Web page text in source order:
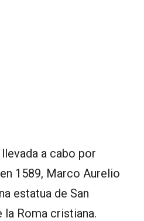
a cabo por
1589, Marco Aurelio
estatua de San
la Roma cristiana.